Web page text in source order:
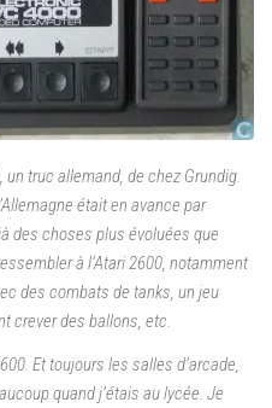
un truc allemand, de chez Grundig.
était en avance par
des choses plus évoluées que
à l’Atari 2600, notamment
des combats de tanks, un jeu
crever des ballons, etc.
Et toujours les salles d’arcade,
quand j’étais au lycée. Je